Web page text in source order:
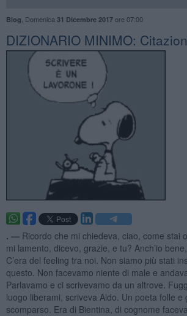
Blog Domenica 31 Dicembre 2017ore 07:00
DIZIONARIO MINIMO:
. — Ricordo che mi chiedeva, ciao, come stai
mi lamento, dicevo, grazie, e tu? Anch’io
C’era del feeling tra noi. Non siamo più stati
questo. Non facevamo niente di male e
Parlavamo e ci scrivevamo da un altrove.
luogo liberami, scriveva Aldo. Un poeta folle e
scomparso. Era di Bientina, di cognome